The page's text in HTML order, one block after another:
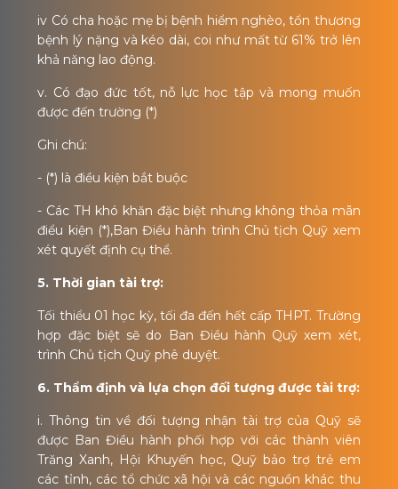
iv Có cha hoặc mẹ bị bệnh hiểm nghèo, tổn thương
bệnh lý nặng và kéo dài, coi như mất từ 61% trở lên
khả năng lao động.
v. Có đạo đức tốt, nỗ lực học tập và mong muốn
được đến trường (*)
Ghi chú:
- (*) là điều kiện bắt buộc
- Các TH khó khăn đặc biệt nhưng không thỏa mãn
điểu kiện (*),Ban Điều hành trình Chủ tịch Quỹ xem
xét quyết định cụ thể.
5. Thời gian tài trợ:
Tối thiểu 01 học kỳ, tối đa đến hết cấp THPT. Trường
hợp đặc biệt sẽ do Ban Điều hành Quỹ xem xét,
trình Chủ tịch Quỹ phê duyệt.
6. Thẩm định và lựa chọn đối tượng được tài trợ:
i. Thông tin về đối tượng nhận tài trợ của Quỹ sẽ
được Ban Điều hành phối hợp với các thành viên
Trăng Xanh, Hội Khuyến học, Quỹ bảo trợ trẻ em
các tỉnh, các tổ chức xã hội và các nguồn khác thu